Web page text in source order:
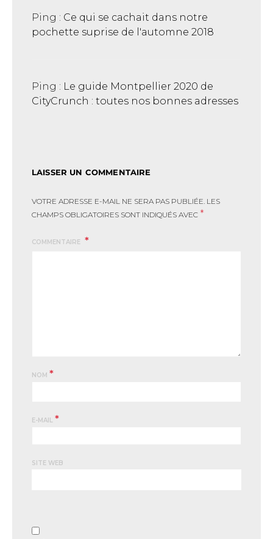
Ping : Ce qui se cachait dans notre
pochette suprise de l'automne 2018
Ping : Le guide Montpellier 2020 de
CityCrunch : toutes nos bonnes adresses
LAISSER UN COMMENTAIRE
VOTRE ADRESSE E-MAIL NE SERA PAS PUBLIÉE. LES
CHAMPS OBLIGATOIRES SONT INDIQUÉS AVEC *
COMMENTAIRE
NOM *
E-MAIL *
SITE WEB